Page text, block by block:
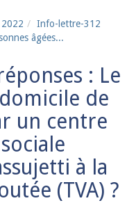
Info-lettre-312
âgées...
: Le
de
un centre
à la
(TVA) ?